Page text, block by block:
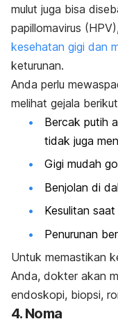
mulut juga bisa
papillomavirus
kesehatan gigi dan
keturunan.
Anda perlu
melihat gejala
Bercak putih
tidak juga
Gigi mudah
Benjolan di
Kesulitan saat
Penurunan
Untuk memastikan
Anda, dokter akan
endoskopi, biopsi,
4. Noma